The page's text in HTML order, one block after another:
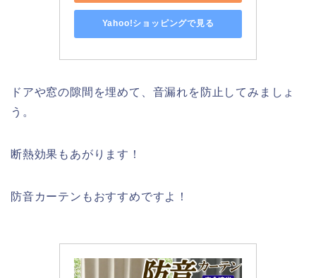
Yahoo!ショッピングで見る
ドアや窓の隙間を埋めて、音漏れを防止してみましょ
う。
断熱効果もあがります！
防音カーテンもおすすめですよ！